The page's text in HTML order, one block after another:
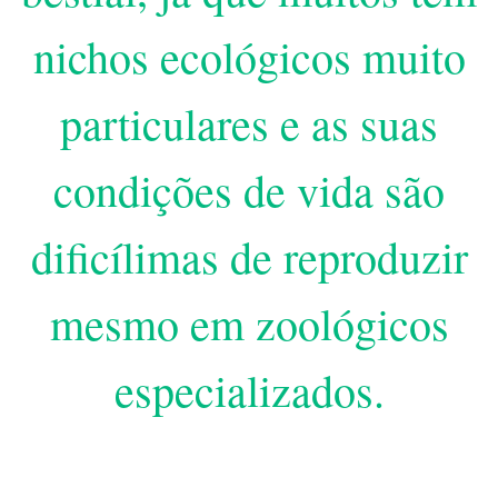
nichos ecológicos muito
particulares e as suas
condições de vida são
dificílimas de reproduzir
mesmo em zoológicos
especializados.